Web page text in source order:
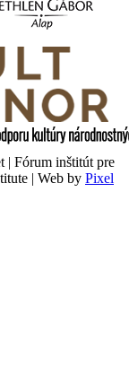
| Fórum inštitút pre
| Web by Pixel